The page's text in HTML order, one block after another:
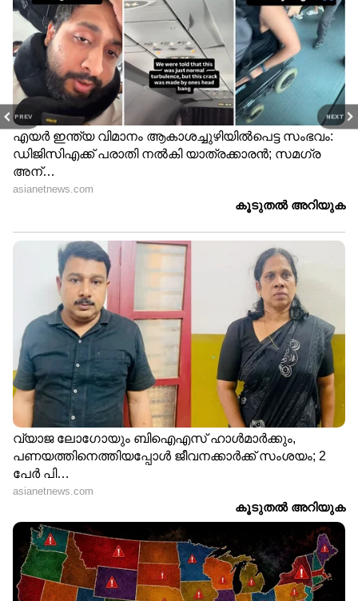
PREV NEXT